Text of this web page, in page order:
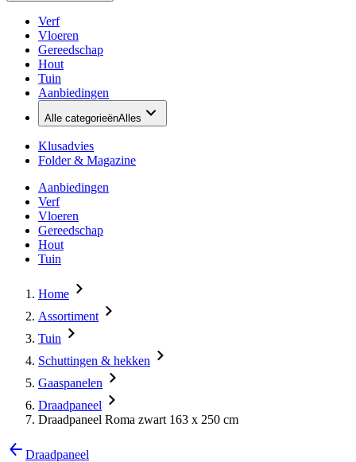
Verf
Vloeren
Gereedschap
Hout
Tuin
Aanbiedingen
Alle categorieënAlles
Klusadvies
Folder & Magazine
Aanbiedingen
Verf
Vloeren
Gereedschap
Hout
Tuin
Home
Assortiment
Tuin
Schuttingen & hekken
Gaaspanelen
Draadpaneel
Draadpaneel Roma zwart 163 x 250 cm
Draadpaneel